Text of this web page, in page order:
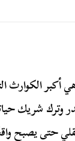
أكبر
وترك شريك
حتى يصبح